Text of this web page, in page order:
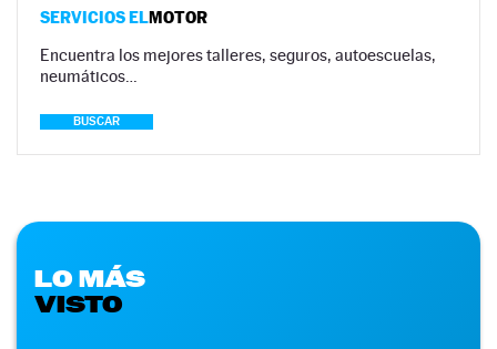
SERVICIOS ELMOTOR
Encuentra los mejores talleres, seguros, autoescuelas,
neumáticos…
BUSCAR
LO MÁS
VISTO